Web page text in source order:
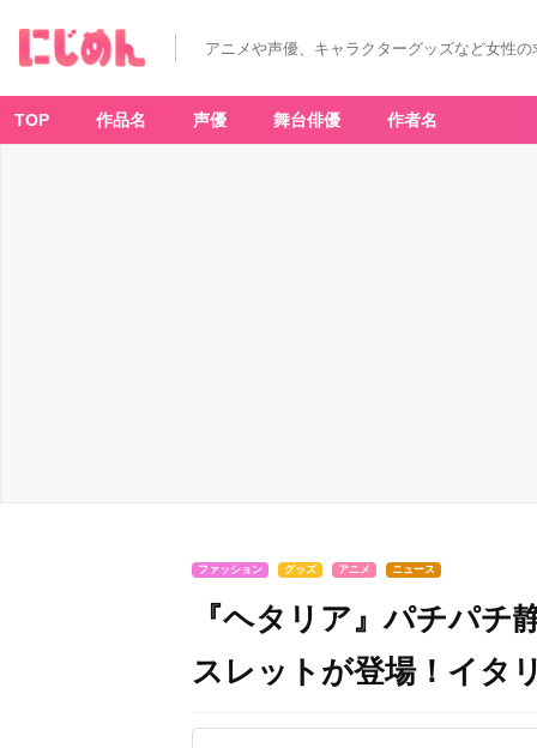
アニメや声優、キャラクターグッズなど女性
TOP 作品名 声優 舞台俳優 作者名
ファッション グッズ アニメ ニュース
『ヘタリア』パチパチ
スレットが登場！イタ